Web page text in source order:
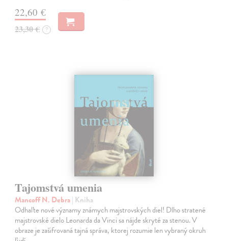
22,60 €
23,30 € ?
Tajomstvá umenia
Mancoff N. Debra| Kniha
Odhaľte nové významy známych majstrovských diel! Dlho stratené
majstrovské dielo Leonarda da Vinci sa nájde skryté za stenou. V
obraze je zašifrovaná tajná správa, ktorej rozumie len vybraný okruh